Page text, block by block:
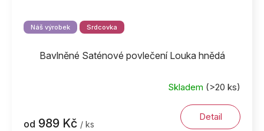
Náš výrobek Srdcovka
Bavlněné Saténové povlečení Louka hnědá
Skladem (>20 ks)
od 989 Kč / ks
Detail